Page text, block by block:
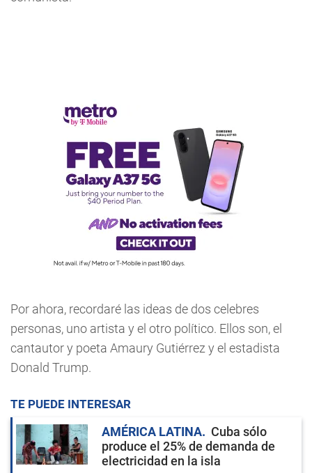
Por ahora, recordaré las ideas de dos celebres
personas, uno artista y el otro político. Ellos son, el
cantautor y poeta Amaury Gutiérrez y el estadista
Donald Trump.
TE PUEDE INTERESAR
AMÉRICA LATINA
Cuba sólo
produce el 25% de demanda de
electricidad en la isla